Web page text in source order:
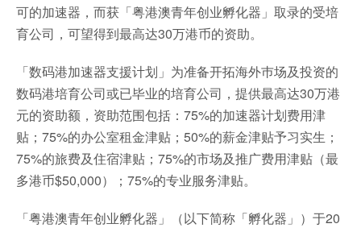
可的加速器，而获「粤港澳青年创业孵化器」取录的受培
育公司，可望得到最高达30万港币的资助。
「数码港加速器支援计划」为准备开拓海外巿场及投资的
数码港培育公司或已毕业的培育公司，提供最高达30万港
元的资助额，资助范围包括：75%的加速器计划费用津
贴；75%的办公室租金津贴；50%的薪金津贴予习实生；
75%的旅费及住宿津贴；75%的市场及推广费用津贴（最
多港币$50,000）；75%的专业服务津贴。
「粤港澳青年创业孵化器」（以下简称「孵化器」）于20